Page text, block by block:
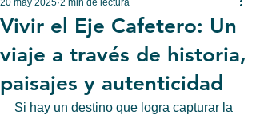
Vivir el Eje Cafetero: Un
viaje a través de historia,
paisajes y autenticidad
20 may 2025 2 min de lectura
Si hay un destino que logra capturar la